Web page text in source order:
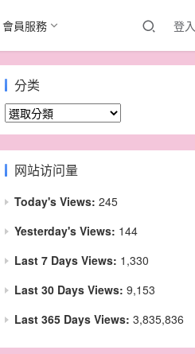
會員服務 登入
分类
分
类
网站访问量
Today's Views: 245
Yesterday's Views: 144
Last 7 Days Views: 1,330
Last 30 Days Views: 9,153
Last 365 Days Views: 3,835,836